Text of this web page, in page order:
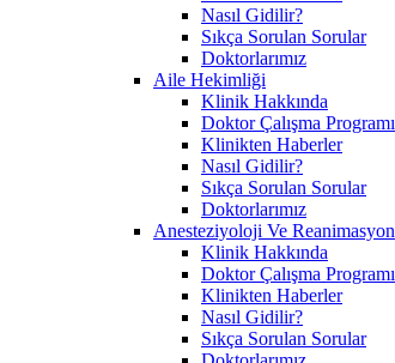
Nasıl Gidilir?
Sıkça Sorulan Sorular
Doktorlarımız
Aile Hekimliği
Klinik Hakkında
Doktor Çalışma Programı
Klinikten Haberler
Nasıl Gidilir?
Sıkça Sorulan Sorular
Doktorlarımız
Anesteziyoloji Ve Reanimasyon
Klinik Hakkında
Doktor Çalışma Programı
Klinikten Haberler
Nasıl Gidilir?
Sıkça Sorulan Sorular